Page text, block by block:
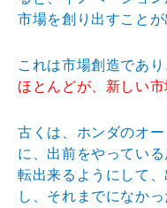
市場を創り出すことが
これは市場創造であり
ほとんどが、新しい
古くは、ホンダのオ
に、出前をやってい
転出来るようにして
し、それまでになか